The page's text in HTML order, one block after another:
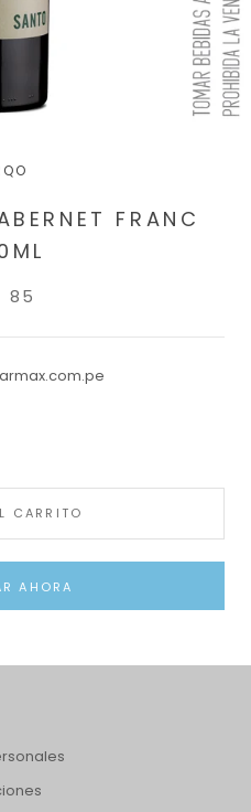
FRANC
85
CARRITO
AHORA